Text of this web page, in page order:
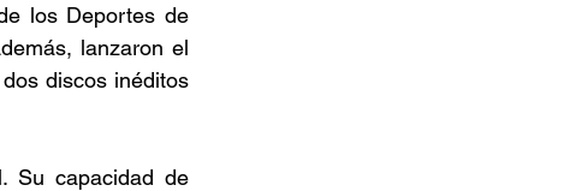
los Deportes de
lanzaron el
discos inéditos
Su capacidad de